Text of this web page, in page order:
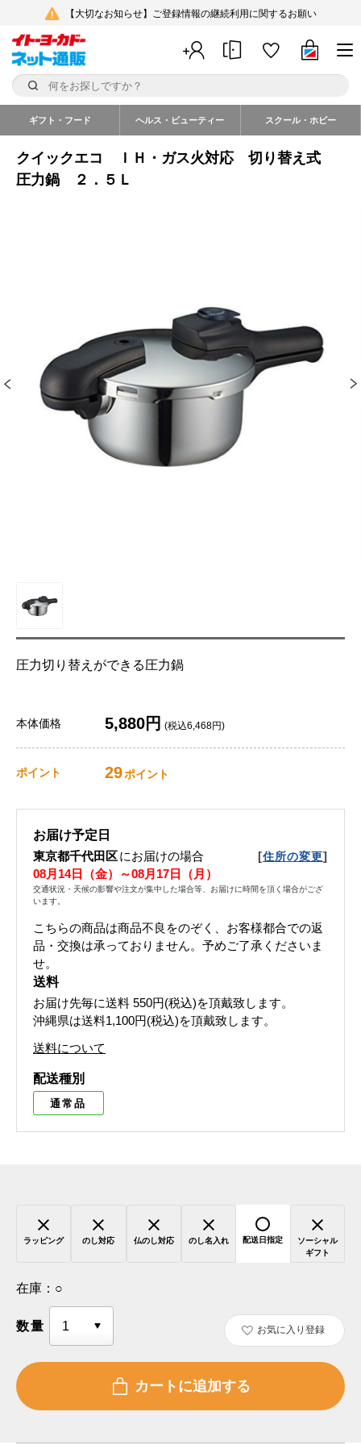
【大切なお知らせ】ご登録情報の継続利用に関するお願い
ギフト・フード ヘルス・ビューティー スクール・ホビー
クイックエコ ＩＨ・ガス火対応 切り替え式
圧力鍋 ２．５Ｌ
圧力切り替えができる圧力鍋
本体価格 5,880円 (税込6,468円)
ポイント 29ポイント
お届け予定日
東京都千代田区にお届けの場合 [住所の変更]
08月14日（金）～08月17日（月）
交通状況・天候の影響や注文が集中した場合等、お届けに時間を頂く場合がござ
います。
こちらの商品は商品不良をのぞく、お客様都合での返
品・交換は承っておりません。予めご了承くださいま
せ。
送料
お届け先毎に送料 550円(税込)を頂戴致します。
沖縄県は送料1,100円(税込)を頂戴致します。
送料について
配送種別
通常品
ラッピング のし対応 仏のし対応 のし名入れ 配送日指定
ソーシャル
ギフト
在庫： ○
数量 お気に入り登録